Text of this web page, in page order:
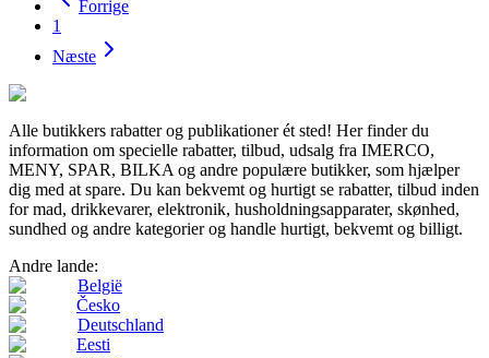
Forrige
1
Næste
Alle butikkers rabatter og publikationer ét sted! Her finder du
information om specielle rabatter, tilbud, udsalg fra IMERCO,
MENY, SPAR, BILKA og andre populære butikker, som hjælper
dig med at spare. Du kan bekvemt og hurtigt se rabatter, tilbud inden
for mad, drikkevarer, elektronik, husholdningsapparater, skønhed,
sundhed og andre kategorier og handle hurtigt, bekvemt og billigt.
Andre lande:
België
Česko
Deutschland
Eesti